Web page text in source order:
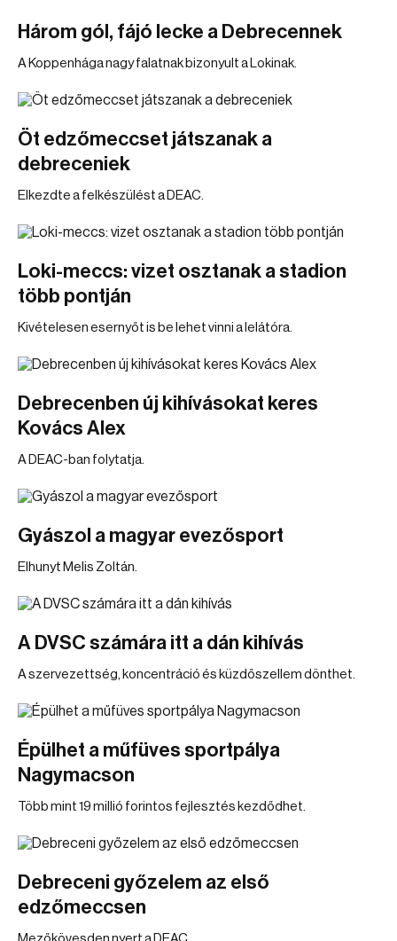
Három gól, fájó lecke a Debrecennek
A Koppenhága nagy falatnak bizonyult a Lokinak.
Öt edzőmeccset játszanak a
debreceniek
Elkezdte a felkészülést a DEAC.
Loki-meccs: vizet osztanak a stadion
több pontján
Kivételesen esernyőt is be lehet vinni a lelátóra.
Debrecenben új kihívásokat keres
Kovács Alex
A DEAC-ban folytatja.
Gyászol a magyar evezősport
Elhunyt Melis Zoltán.
A DVSC számára itt a dán kihívás
A szervezettség, koncentráció és küzdőszellem dönthet.
Épülhet a műfüves sportpálya
Nagymacson
Több mint 19 millió forintos fejlesztés kezdődhet.
Debreceni győzelem az első
edzőmeccsen